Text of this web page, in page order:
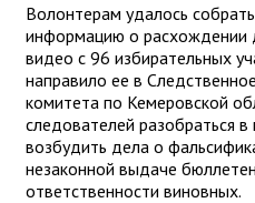
Волонтерам удалось
информацию о расхождении
видео с 96 избирательных
направило ее в
комитета по Кемеровской
следователей разобраться
возбудить дела о
незаконной выдаче
ответственности виновных.